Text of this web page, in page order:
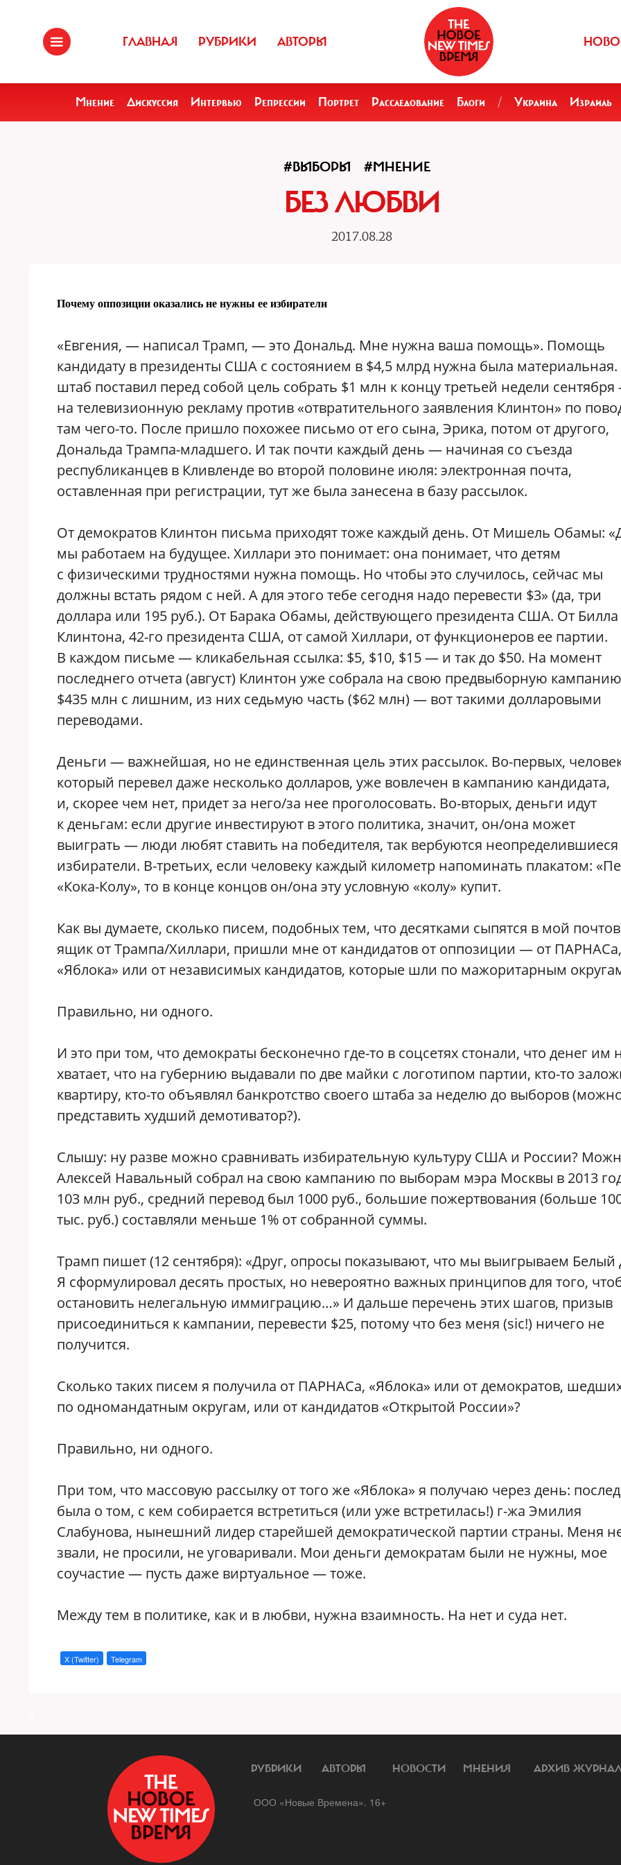
ГЛАВНАЯ РУБРИКИ АВТОРЫ
Мнение Дискуссия Интервью Репрессии Портрет Расследование Блоги / Украина Израиль
#ВЫБОРЫ #МНЕНИЕ
БЕЗ ЛЮБВИ
2017.08.28
Почему оппозиции оказались не нужны ее избиратели
«Евгения, — написал Трамп, — это Дональд. Мне нужна ваша помощь». Помощь
кандидату в президенты США с состоянием в $4,5 млрд нужна была материальная.
штаб поставил перед собой цель собрать $1 млн к концу третьей недели
на телевизионную рекламу против «отвратительного заявления Клинтон» по
там чего-то. После пришло похожее письмо от его сына, Эрика, потом от другого,
Дональда Трампа-младшего. И так почти каждый день — начиная со съезда
республиканцев в Кливленде во второй половине июля: электронная почта,
оставленная при регистрации, тут же была занесена в базу рассылок.
От демократов Клинтон письма приходят тоже каждый день. От Мишель Обамы:
мы работаем на будущее. Хиллари это понимает: она понимает, что детям
с физическими трудностями нужна помощь. Но чтобы это случилось, сейчас мы
должны встать рядом с ней. А для этого тебе сегодня надо перевести $3» (да, три
доллара или 195 руб.). От Барака Обамы, действующего президента США. От Билла
Клинтона, 42-го президента США, от самой Хиллари, от функционеров ее партии.
В каждом письме — кликабельная ссылка: $5, $10, $15 — и так до $50. На момент
последнего отчета (август) Клинтон уже собрала на свою предвыборную кампанию
$435 млн с лишним, из них седьмую часть ($62 млн) — вот такими долларовыми
переводами.
Деньги — важнейшая, но не единственная цель этих рассылок. Во-первых,
который перевел даже несколько долларов, уже вовлечен в кампанию кандидата,
и, скорее чем нет, придет за него/за нее проголосовать. Во-вторых, деньги идут
к деньгам: если другие инвестируют в этого политика, значит, он/она может
выиграть — люди любят ставить на победителя, так вербуются неопределившиеся
избиратели. В-третьих, если человеку каждый километр напоминать плакатом:
«Кока-Колу», то в конце концов он/она эту условную «колу» купит.
Как вы думаете, сколько писем, подобных тем, что десятками сыпятся в мой
ящик от Трампа/Хиллари, пришли мне от кандидатов от оппозиции — от ПАРНАСа,
«Яблока» или от независимых кандидатов, которые шли по мажоритарным
Правильно, ни одного.
И это при том, что демократы бесконечно где-то в соцсетях стонали, что денег им
хватает, что на губернию выдавали по две майки с логотипом партии, кто-то
квартиру, кто-то объявлял банкротство своего штаба за неделю до выборов
представить худший демотиватор?).
Слышу: ну разве можно сравнивать избирательную культуру США и России?
Алексей Навальный собрал на свою кампанию по выборам мэра Москвы в 2013
103 млн руб., средний перевод был 1000 руб., большие пожертвования (больше
тыс. руб.) составляли меньше 1% от собранной суммы.
Трамп пишет (12 сентября): «Друг, опросы показывают, что мы выигрываем Белый
Я сформулировал десять простых, но невероятно важных принципов для того,
остановить нелегальную иммиграцию…» И дальше перечень этих шагов, призыв
присоединиться к кампании, перевести $25, потому что без меня (sic!) ничего не
получится.
Сколько таких писем я получила от ПАРНАСа, «Яблока» или от демократов,
по одномандатным округам, или от кандидатов «Открытой России»?
Правильно, ни одного.
При том, что массовую рассылку от того же «Яблока» я получаю через день:
была о том, с кем собирается встретиться (или уже встретилась!) г-жа Эмилия
Слабунова, нынешний лидер старейшей демократической партии страны. Меня
звали, не просили, не уговаривали. Мои деньги демократам были не нужны, мое
соучастие — пусть даже виртуальное — тоже.
Между тем в политике, как и в любви, нужна взаимность. На нет и суда нет.
X (Twitter) Telegram
РУБРИКИ АВТОРЫ НОВОСТИ МНЕНИЯ АРХИВ
ООО «Новые Времена». 16+